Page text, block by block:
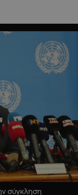
σύγκληση